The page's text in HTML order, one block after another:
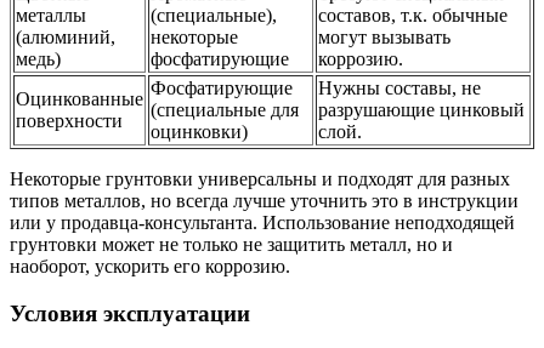
металлы
(алюминий,
медь)
(специальные),
некоторые
фосфатирующие
составов, т.к. обычные
могут вызывать
коррозию.
Оцинкованные
поверхности
Фосфатирующие
(специальные для
оцинковки)
Нужны составы, не
разрушающие цинковый
слой.
Некоторые грунтовки универсальны и подходят для разных
типов металлов, но всегда лучше уточнить это в инструкции
или у продавца-консультанта. Использование неподходящей
грунтовки может не только не защитить металл, но и
наоборот, ускорить его коррозию.
Условия эксплуатации